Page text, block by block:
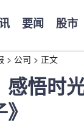
要闻 股市
> 公司 > 正文
感悟时